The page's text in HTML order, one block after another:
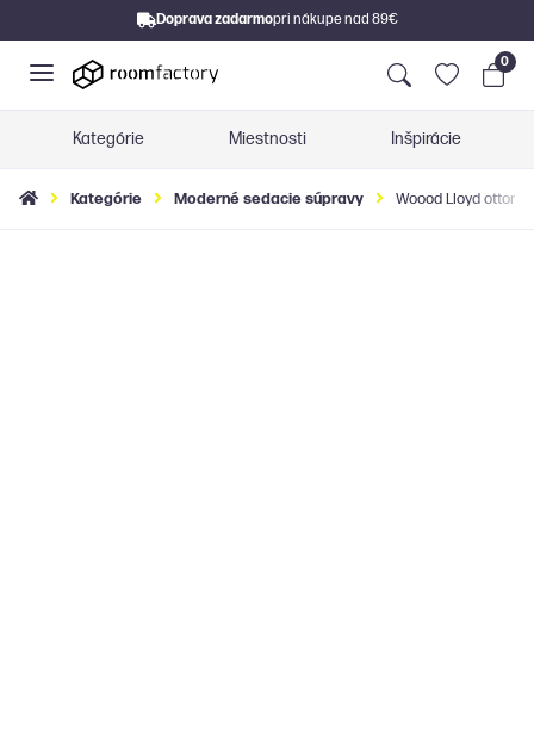
Doprava zadarmopri nákupe nad 89€
0
Kategórie Miestnosti Inšpirácie
Kategórie Moderné sedacie súpravy Woood Lloyd